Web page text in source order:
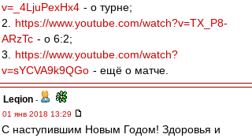
v=_4LjuPexHx4 - о турне;
2.
https://www.youtube.com/watch?v=TX_P8-
ARzTc - о 6:2;
3.
https://www.youtube.com/watch?
v=sYCVA9k9QGo - ещё о матче.
Leqion -
01 янв 2018 13:29
С наступившим Новым Годом! Здоровья и